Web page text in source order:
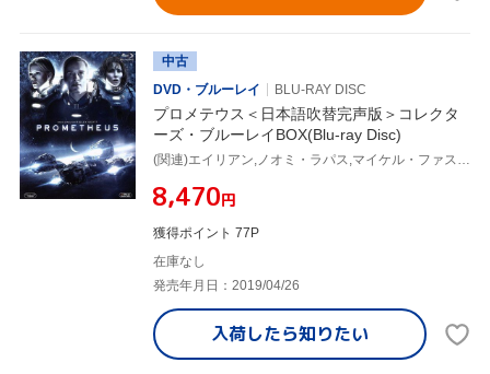
中古
DVD・ブルーレイ
BLU-RAY DISC
プロメテウス＜日本語吹替完声版＞コレクタ
ーズ・ブルーレイBOX(Blu-ray Disc)
(関連)エイリアン,ノオミ・ラパス,マイケル・ファスベンダー,ガイ・ピアース,リドリー・スコット(監督、製作)
¥8,470円
獲得ポイント 77P
在庫なし
発売年月日：2019/04/26
入荷したら知りたい